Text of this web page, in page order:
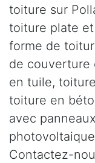
toiture sur
toiture plate
forme de
de couverture
en tuile,
toiture en
avec
Contactez-